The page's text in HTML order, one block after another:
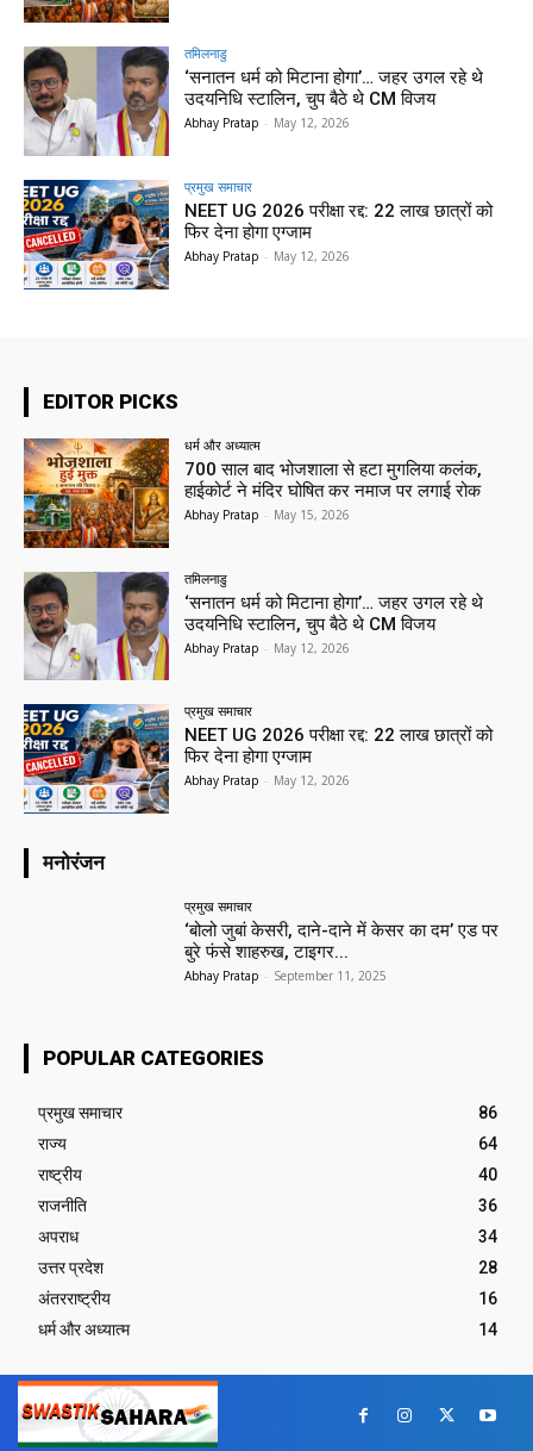
तमिलनाडु
‘सनातन धर्म को मिटाना होगा’… जहर उगल रहे थे
उदयनिधि स्टालिन, चुप बैठे थे CM विजय
Abhay Pratap - May 12, 2026
प्रमुख समाचार‎
NEET UG 2026 परीक्षा रद्द: 22 लाख छात्रों को
फिर देना होगा एग्जाम
Abhay Pratap - May 12, 2026
EDITOR PICKS
धर्म और अध्यात्म
700 साल बाद भोजशाला से हटा मुगलिया कलंक,
हाईकोर्ट ने मंदिर घोषित कर नमाज पर लगाई रोक
Abhay Pratap - May 15, 2026
तमिलनाडु
‘सनातन धर्म को मिटाना होगा’… जहर उगल रहे थे
उदयनिधि स्टालिन, चुप बैठे थे CM विजय
Abhay Pratap - May 12, 2026
प्रमुख समाचार‎
NEET UG 2026 परीक्षा रद्द: 22 लाख छात्रों को
फिर देना होगा एग्जाम
Abhay Pratap - May 12, 2026
मनोरंजन
प्रमुख समाचार‎
‘बोलो जुबां केसरी, दाने-दाने में केसर का दम’ एड पर
बुरे फंसे शाहरुख, टाइगर...
Abhay Pratap - September 11, 2025
POPULAR CATEGORIES
प्रमुख समाचार‎
86
राज्य
64
राष्ट्रीय
40
राजनीति
36
अपराध
34
उत्तर प्रदेश
28
अंतरराष्ट्रीय
16
धर्म और अध्यात्म
14